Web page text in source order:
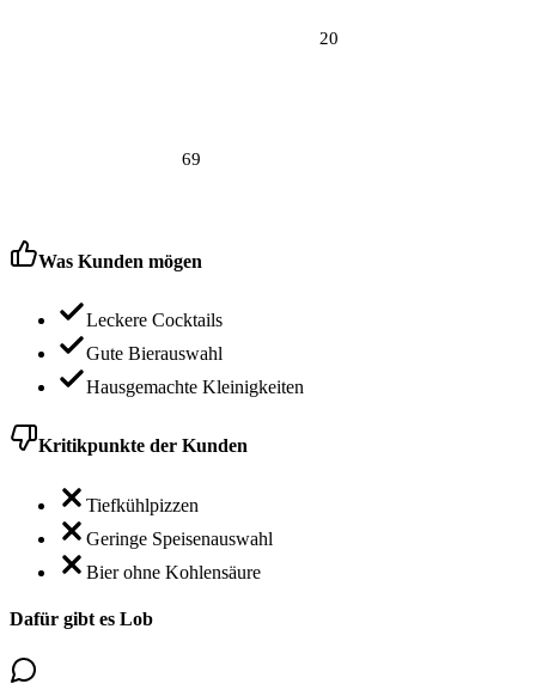
20
69
Was Kunden mögen
Leckere Cocktails
Gute Bierauswahl
Hausgemachte Kleinigkeiten
Kritikpunkte der Kunden
Tiefkühlpizzen
Geringe Speisenauswahl
Bier ohne Kohlensäure
Dafür gibt es Lob